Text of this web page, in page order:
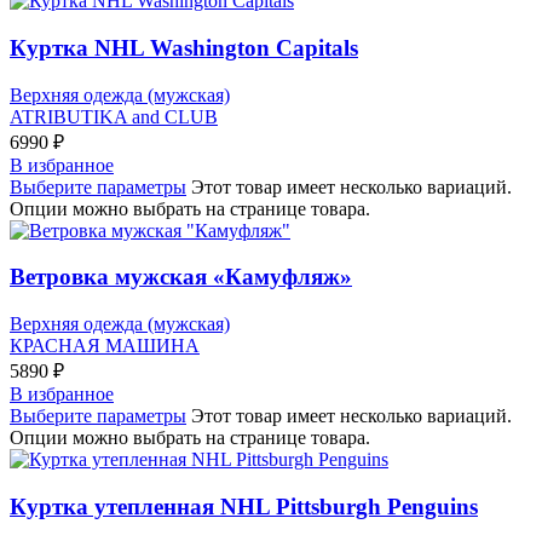
Куртка NHL Washington Capitals
Верхняя одежда (мужская)
ATRIBUTIKA and CLUB
6990 ₽
В избранное
Выберите параметры Этот товар имеет несколько вариаций.
Опции можно выбрать на странице товара.
Ветровка мужская «Камуфляж»
Верхняя одежда (мужская)
КРАСНАЯ МАШИНА
5890 ₽
В избранное
Выберите параметры Этот товар имеет несколько вариаций.
Опции можно выбрать на странице товара.
Куртка утепленная NHL Pittsburgh Penguins